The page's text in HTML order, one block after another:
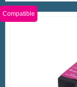
Compatible